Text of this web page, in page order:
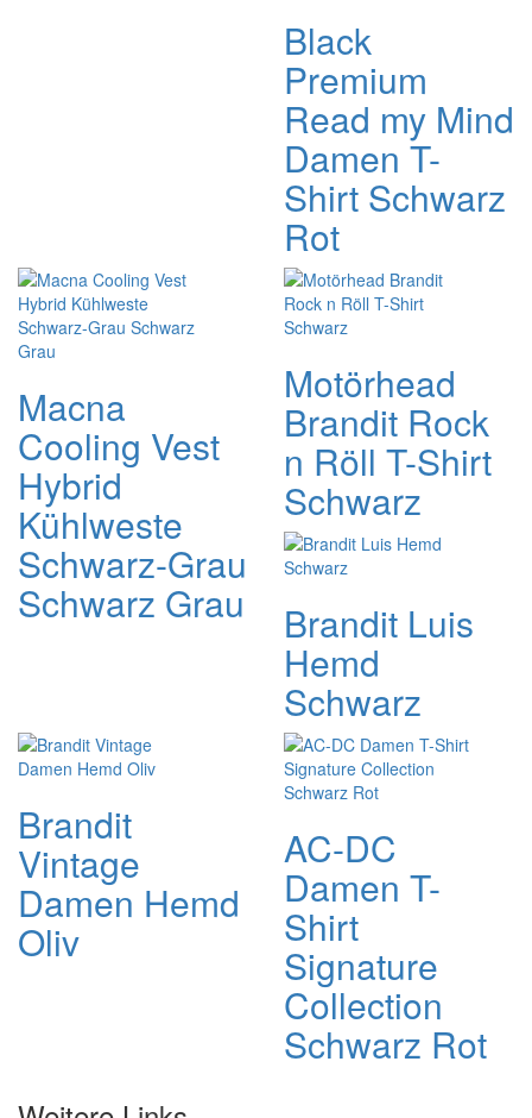
Black
Premium
Read my Mind
Damen T-
Shirt Schwarz
Rot
Macna
Cooling Vest
Hybrid
Kühlweste
Schwarz-Grau
Schwarz Grau
Motörhead
Brandit Rock
n Röll T-Shirt
Schwarz
Brandit Luis
Hemd
Schwarz
Brandit
Vintage
Damen Hemd
Oliv
AC-DC
Damen T-
Shirt
Signature
Collection
Schwarz Rot